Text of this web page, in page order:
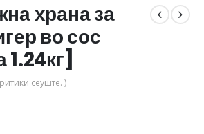
храна за
во сос
сеуште. )